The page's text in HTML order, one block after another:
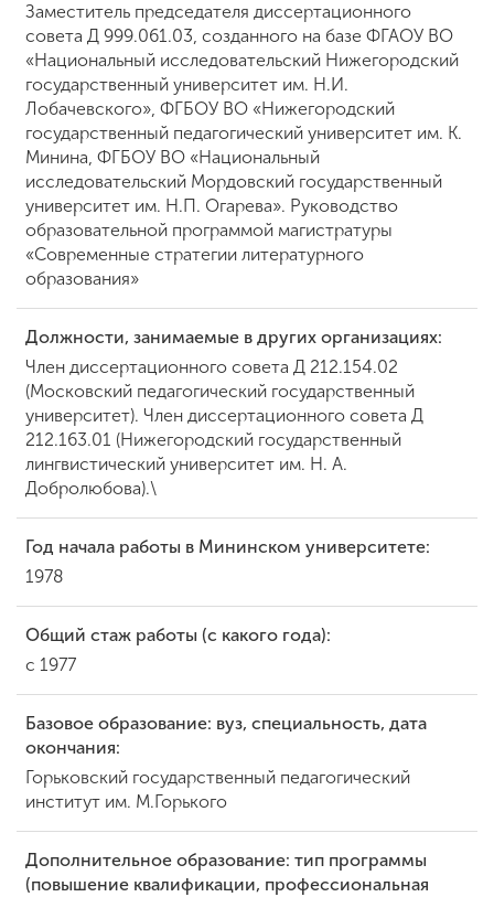
Приемная
комиссия
+7 (831) 262-26-20
Заместитель председателя диссертационного
совета Д 999.061.03, созданного на базе ФГАОУ ВО
«Национальный исследовательский Нижегородский
государственный университет им. Н.И.
Лобачевского», ФГБОУ ВО «Нижегородский
государственный педагогический университет им. К.
Минина, ФГБОУ ВО «Национальный
исследовательский Мордовский государственный
университет им. Н.П. Огарева». Руководство
образовательной программой магистратуры
«Современные стратегии литературного
образования»
Должности, занимаемые в других организациях:
Член диссертационного совета Д 212.154.02
(Московский педагогический государственный
университет). Член диссертационного совета Д
212.163.01 (Нижегородский государственный
лингвистический университет им. Н. А.
Добролюбова).\
Год начала работы в Мининском университете:
1978
Общий стаж работы (с какого года):
с 1977
Базовое образование: вуз, специальность, дата
окончания:
Горьковский государственный педагогический
институт им. М.Горького
Дополнительное образование: тип программы
(повышение квалификации, профессиональная